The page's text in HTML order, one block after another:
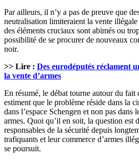
Par ailleurs, il n’y a pas de preuve que
neutralisation limiteraient la vente illégale
des éléments cruciaux sont abimés ou
possibilité de se procurer de nouveaux
noir.
>> Lire : Des eurodéputés réclament
la vente d’armes
En résumé, le débat tourne autour du fait
estiment que le problème réside dans la
dans l’espace Schengen et non pas dans
armes. Quoi qu’il en soit, la question est
responsables de la sécurité depuis
trafiquants et leur commerce d’armes
se poursuit.